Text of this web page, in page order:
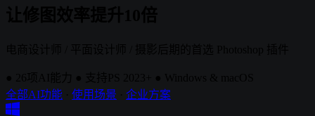
全部AI功能
使用场景 企业方案